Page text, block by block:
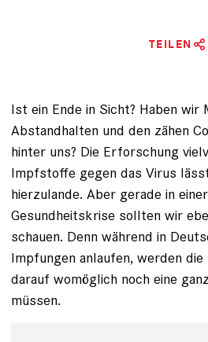
TEILEN
Ist ein Ende in Sicht? Haben wir
Abstandhalten und den zähen
hinter uns? Die Erforschung
Impfstoffe gegen das Virus
hierzulande. Aber gerade in
Gesundheitskrise sollten wir
schauen. Denn während in
Impfungen anlaufen, werden
darauf womöglich noch eine
müssen.